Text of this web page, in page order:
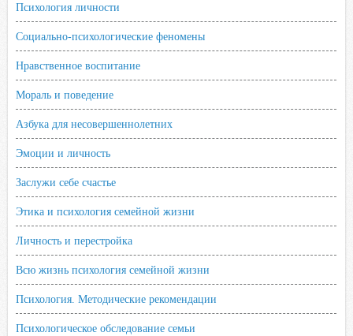
Психология личности
Социально-психологические феномены
Нравственное воспитание
Мораль и поведение
Азбука для несовершеннолетних
Эмоции и личность
Заслужи себе счастье
Этика и психология семейной жизни
Личность и перестройка
Всю жизнь психология семейной жизни
Психология. Методические рекомендации
Психологическое обследование семьи